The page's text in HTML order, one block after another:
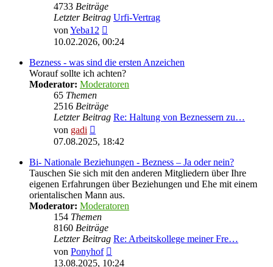
4733 Beiträge
Letzter Beitrag Urfi-Vertrag
von Yeba12
Beitrag
10.02.2026, 00:24
Bezness - was sind die ersten Anzeichen
Worauf sollte ich achten?
Moderator: Moderatoren
65 Themen
2516 Beiträge
Letzter Beitrag Re: Haltung von Beznessern zu…
von gadi
Beitrag
07.08.2025, 18:42
Bi- Nationale Beziehungen - Bezness – Ja oder nein?
Tauschen Sie sich mit den anderen Mitgliedern über Ihre
eigenen Erfahrungen über Beziehungen und Ehe mit einem
orientalischen Mann aus.
Moderator: Moderatoren
154 Themen
8160 Beiträge
Letzter Beitrag Re: Arbeitskollege meiner Fre…
von Ponyhof
Beitrag
13.08.2025, 10:24